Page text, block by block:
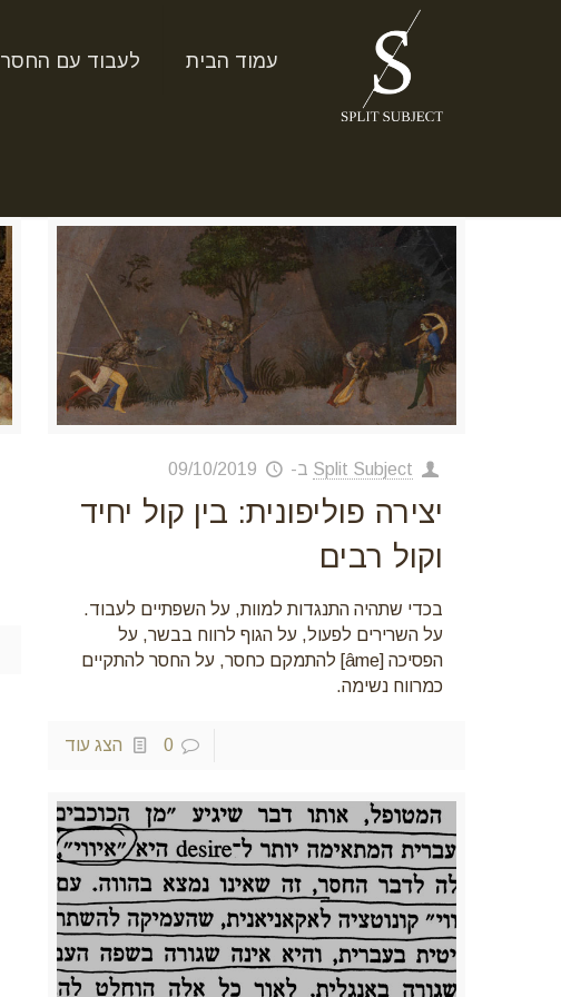
עמוד הבית לעבוד עם החסר
Split Subject ב- 09/10/2019
יצירה פוליפונית: בין קול יחיד
וקול רבים
בכדי שתהיה התנגדות למוות, על השפתיים לעבוד.
על השרירים לפעול, על הגוף לרווח בבשר, על
הפסיכה [âme] להתמקם כחסר, על החסר להתקיים
כמרווח נשימה.
0 הצג עוד